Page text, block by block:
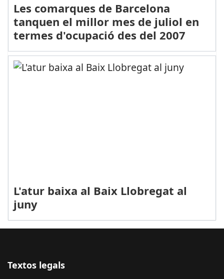
Les comarques de Barcelona
tanquen el millor mes de juliol en
termes d'ocupació des del 2007
L'atur baixa al Baix Llobregat al
juny
Textos legals